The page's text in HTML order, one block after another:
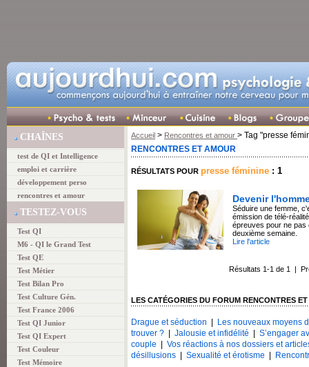
CHAÎNES
test de QI et Intelligence
emploi et carrière
développement perso
rencontres et amour
TESTEZ-VOUS
Test QI
M6 - QI le Grand Test
Test QE
Test Métier
Test Bilan Pro
Test Culture Gén.
Test France 2006
Test QI Junior
Test QI Expert
Test Couleur
Test Mémoire
Accueil > Rencontres et amour > Tag "presse
RENCONTRES ET AMOUR
RÉSULTATS POUR presse féminine : 1
Devenir
Séduire une femme,
émission de télé-
épreuves pour ne pas
deuxième semaine.
Lire l'article
Résultats 1-1 de 1 |
LES CATÉGORIES DU FORUM RENCONTRES
Drague et séduction
Les nouveaux moyens
trouver ?
Jalousie et infidélité
S’engager
couple
Vos réactions à nos dossiers et
désillusions
Sexualité et érotisme